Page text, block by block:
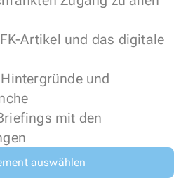
Artikel und das digitale
und
mit den
auswählen